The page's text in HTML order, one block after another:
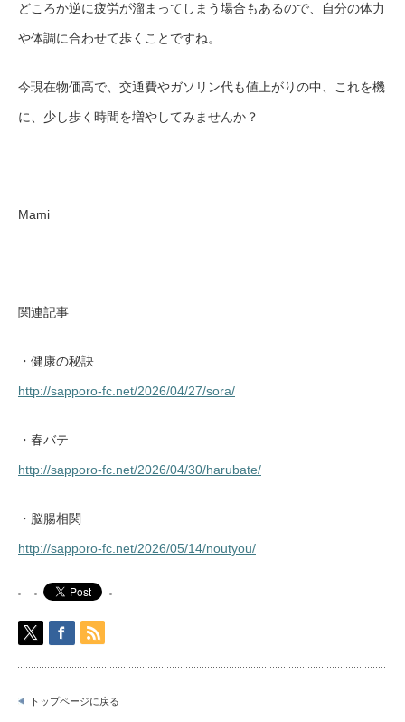
どころか逆に疲労が溜まってしまう場合もあるので、自分の体力
や体調に合わせて歩くことですね。
今現在物価高で、交通費やガソリン代も値上がりの中、これを機
に、少し歩く時間を増やしてみませんか？
Mami
関連記事
・健康の秘訣
http://sapporo-fc.net/2026/04/27/sora/
・春バテ
http://sapporo-fc.net/2026/04/30/harubate/
・脳腸相関
http://sapporo-fc.net/2026/05/14/noutyou/
トップページに戻る